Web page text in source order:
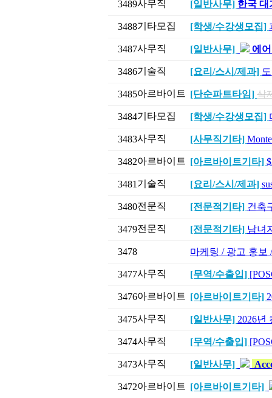
3489사무직 [일반사무] 한국 대
3488기타모집 [학생/수강생모집]
3487사무직 [일반사무] 에
3486기술직 [요리/스시/제과]
3485아르바이트 [단순파트타임] 삭
3484기타모집 [학생/수강생모집]
3483사무직 [사무직기타]
3482아르바이트 [아르바이트기타]
3481 기술직 [요리/스시/제과]
3480전문직 [전문적기타] 건축
3479전문직 [전문적기타] 남녀
3478 마케팅 / 광고 홍보
3477사무직 [무역/수출입]
3476아르바이트 [아르바이트기타]
3475사무직 [일반사무] 2026년
3474사무직 [무역/수출입]
3473사무직 [일반사무]
3472아르바이트 [아르바이트기타]